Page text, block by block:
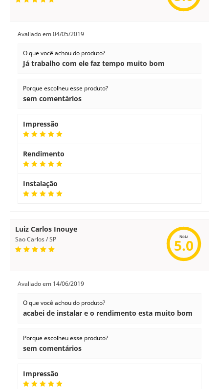
Avaliado em04/05/2019
O que você achou do produto?
Já trabalho com ele faz tempo muito bom
Porque escolheu esse produto?
sem comentários
Impressão
Rendimento
Instalação
Luiz Carlos Inouye
Sao Carlos / SP Nota
5.0
Avaliado em 14/06/2019
O que você achou do produto?
acabei de instalar e o rendimento esta muito bom
Porque escolheu esse produto?
sem comentários
Impressão